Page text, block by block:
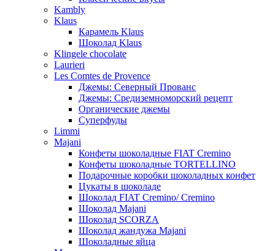
Kambly
Klaus
Карамель Klaus
Шоколад Klaus
Klingele chocolate
Laurieri
Les Comtes de Provence
Джемы: Северный Прованс
Джемы: Средиземноморский рецепт
Органические джемы
Суперфуды
Limmi
Majani
Конфеты шоколадные FIAT Cremino
Конфеты шоколадные TORTELLINO
Подарочные коробки шоколадных конфет
Цукаты в шоколаде
Шоколад FIAT Cremino/ Cremino
Шоколад Majani
Шоколад SCORZA
Шоколад жандужа Majani
Шоколадные яйца